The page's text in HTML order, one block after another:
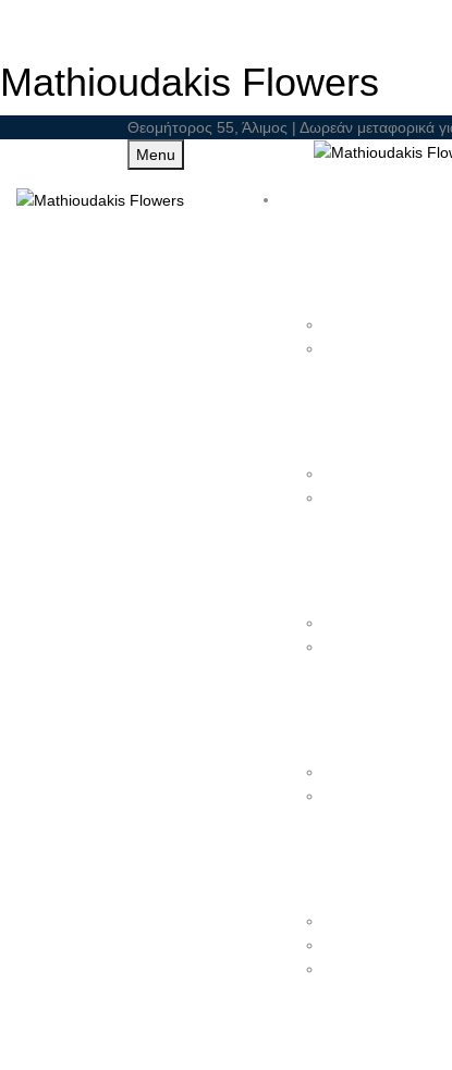
Mathioudakis Flowers
Θεομήτορος 55, Άλιμος | Δωρεάν μεταφορικά
Menu